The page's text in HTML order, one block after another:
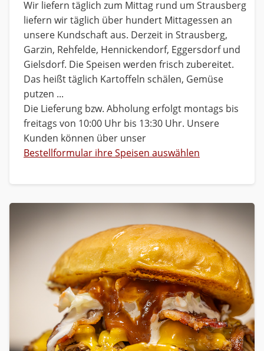
Wir liefern täglich zum Mittag rund um Strausberg
liefern wir täglich über hundert Mittagessen an
unsere Kundschaft aus. Derzeit in Strausberg,
Garzin, Rehfelde, Hennickendorf, Eggersdorf und
Gielsdorf. Die Speisen werden frisch zubereitet.
Das heißt täglich Kartoffeln schälen, Gemüse
putzen ...
Die Lieferung bzw. Abholung erfolgt montags bis
freitags von 10:00 Uhr bis 13:30 Uhr. Unsere
Kunden können über unser
Bestellformular ihre Speisen auswählen